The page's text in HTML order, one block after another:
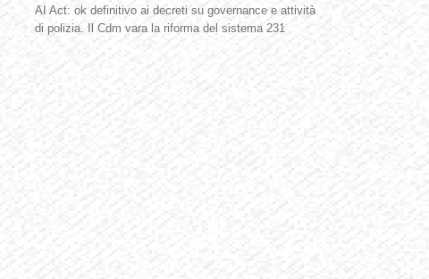
AI Act: ok definitivo ai decreti su governance e attività
di polizia. Il Cdm vara la riforma del sistema 231